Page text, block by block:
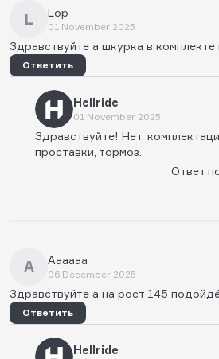
L Lop
01 November 2025
Здравствуйте а шкурка в комплекте
Ответить
Hellride
01 November 2025
Здравствуйте! Нет,
проставки, тормоз.
Ответ
А Аааааа
06 December 2025
Здравствуйте а на рост 145
Ответить
Hellride